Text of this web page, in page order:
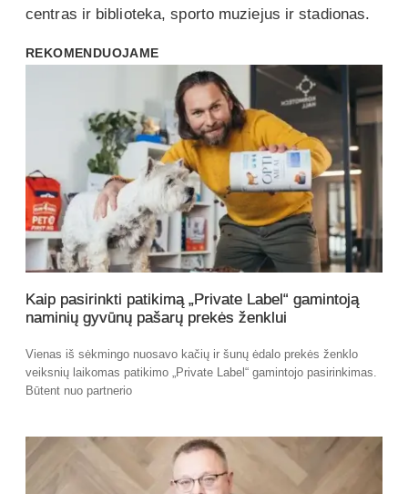
centras ir biblioteka, sporto muziejus ir stadionas.
REKOMENDUOJAME
Kaip pasirinkti patikimą „Private Label“ gamintoją
naminių gyvūnų pašarų prekės ženklui
Vienas iš sėkmingo nuosavo kačių ir šunų ėdalo prekės ženklo
veiksnių laikomas patikimo „Private Label“ gamintojo pasirinkimas.
Būtent nuo partnerio